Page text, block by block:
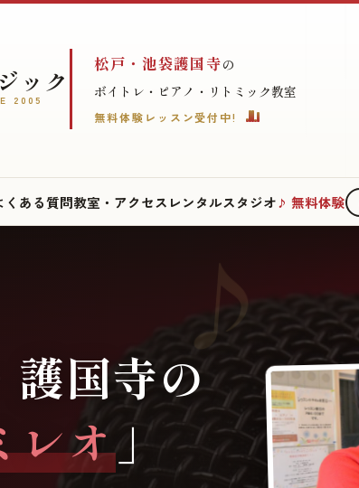
ック
2005
松戸・池袋護国寺の
ボイトレ・ピアノ・リトミック教室
無料体験レッスン受付中!
くある質問教室・アクセス レンタルスタジオ 無料体験
護国寺の
レオ 」